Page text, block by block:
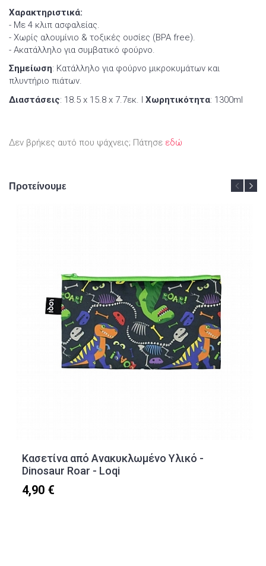
Χαρακτηριστικά:
- Με 4 κλιπ ασφαλείας.
- Χωρίς αλουμίνιο & τοξικές ουσίες (BPA free).
- Ακατάλληλο για συμβατικό φούρνο.
Σημείωση: Κατάλληλο για φούρνο μικροκυμάτων και
πλυντήριο πιάτων.
Διαστάσεις: 18.5 x 15.8 x 7.7εκ. Ι Χωρητικότητα: 1300ml
Δεν βρήκες αυτό που ψάχνεις; Πάτησε εδώ
Προτείνουμε
Κασετίνα από Ανακυκλωμένο Υλικό -
Dinosaur Roar - Loqi
4,90 €